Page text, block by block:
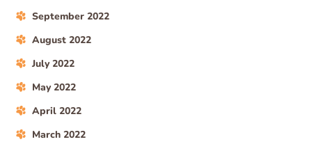
September 2022
August 2022
July 2022
May 2022
April 2022
March 2022